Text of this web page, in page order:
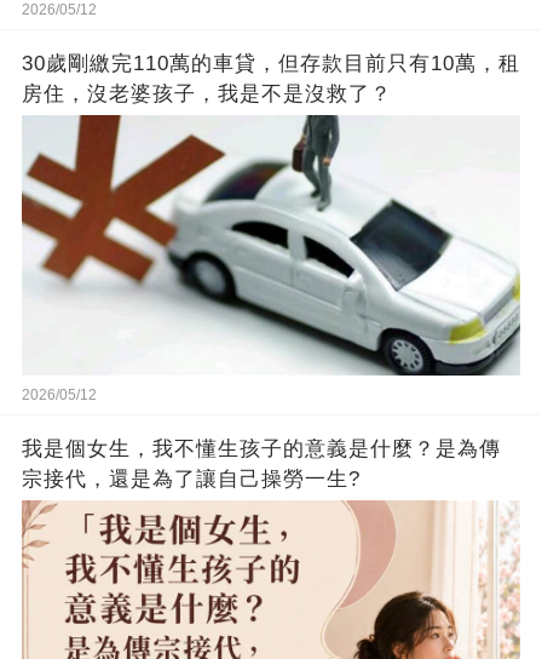
2026/05/12
30歲剛繳完110萬的車貸，但存款目前只有10萬，租
房住，沒老婆孩子，我是不是沒救了？
2026/05/12
我是個女生，我不懂生孩子的意義是什麼？是為傳
宗接代，還是為了讓自己操勞一生?